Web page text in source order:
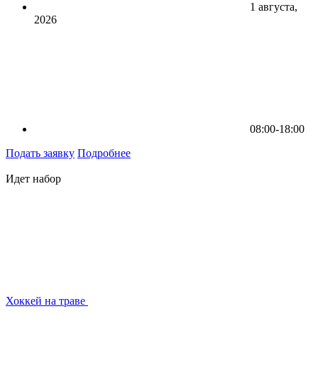
1 августа,
2026
08:00-18:00
Подать заявку Подробнее
Идет набор
Хоккей на траве